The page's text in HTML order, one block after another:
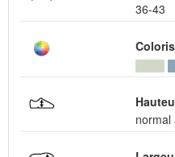
36-43
Coloris
normal